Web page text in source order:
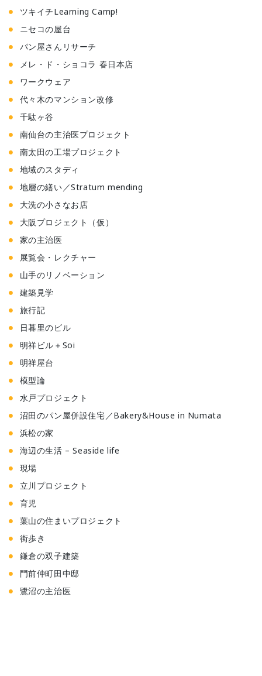
ツキイチLearning Camp!
ニセコの屋台
パン屋さんリサーチ
メレ・ド・ショコラ 春日本店
ワークウェア
代々木のマンション改修
千駄ヶ谷
南仙台の主治医プロジェクト
南太田の工場プロジェクト
地域のスタディ
地層の繕い／Stratum mending
大洗の小さなお店
大阪プロジェクト（仮）
家の主治医
展覧会・レクチャー
山手のリノベーション
建築見学
旅行記
日暮里のビル
明祥ビル＋Soi
明祥屋台
模型論
水戸プロジェクト
沼田のパン屋併設住宅／Bakery&House in Numata
浜松の家
海辺の生活 – Seaside life
現場
立川プロジェクト
育児
葉山の住まいプロジェクト
街歩き
鎌倉の双子建築
門前仲町田中邸
鷺沼の主治医